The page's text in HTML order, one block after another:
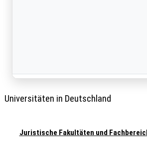
Universitäten in Deutschland
Juristische Fakultäten und